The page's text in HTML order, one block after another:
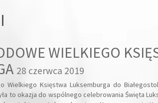
WIELKIEGO
28 czerwca 2019
Wielkiego Księstwa Luksemburga do
to okazja do wspólnego celebrowania Święta